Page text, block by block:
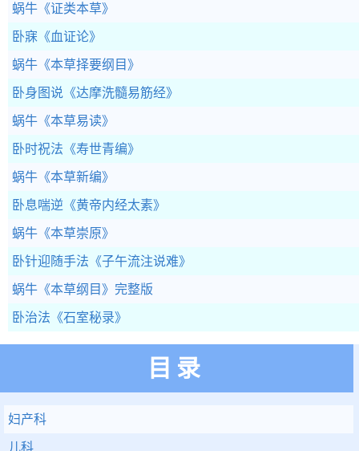
蜗牛 《证类本草》
卧寐 《血证论》
蜗牛 《本草择要纲目》
卧身图说 《达摩洗髓易筋经》
蜗牛 《本草易读》
卧时祝法 《寿世青编》
蜗牛 《本草新编》
卧息喘逆 《黄帝内经太素》
蜗牛 《本草崇原》
卧针迎随手法 《子午流注说难》
蜗牛 《本草纲目》完整版
卧治法 《石室秘录》
目录
妇产科
儿科